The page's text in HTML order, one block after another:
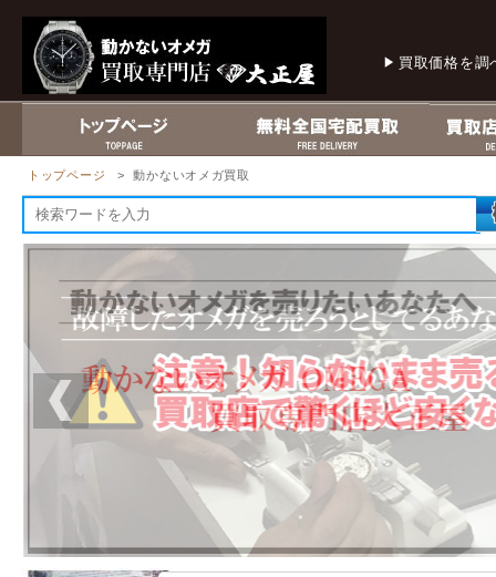
買取価格を調
トップページ > 動かないオメガ買取